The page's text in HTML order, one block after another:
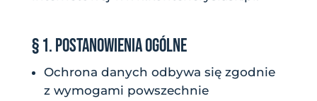
§ 1. POSTANOWIENIA OGÓLNE
Ochrona danych odbywa się zgodnie
z wymogami powszechnie